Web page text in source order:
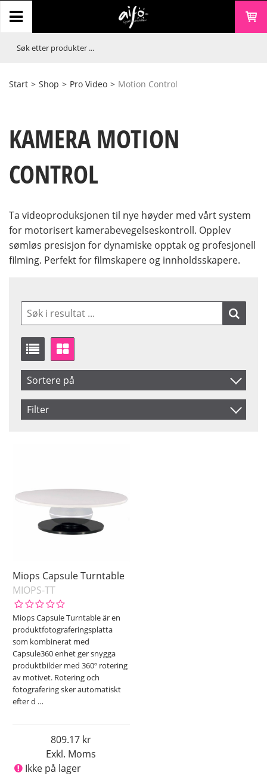
Start > Shop > Pro Video > Motion Control
KAMERA MOTION
CONTROL
Ta videoproduksjonen til nye høyder med vårt system
for motorisert kamerabevegelseskontroll. Opplev
sømløs presisjon for dynamiske opptak og profesjonell
filming. Perfekt for filmskapere og innholdsskapere.
Sortere på
Artikelkod
Filter
Miops Capsule Turntable
MIOPS-TT
Miops Capsule Turntable är en
produktfotograferingsplatta
som kombinerat med
Capsule360 enhet ger snygga
produktbilder med 360º rotering
av motivet. Rotering och
fotografering sker automatiskt
efter d …
Exkl. Moms
809.17
Ikke på lager